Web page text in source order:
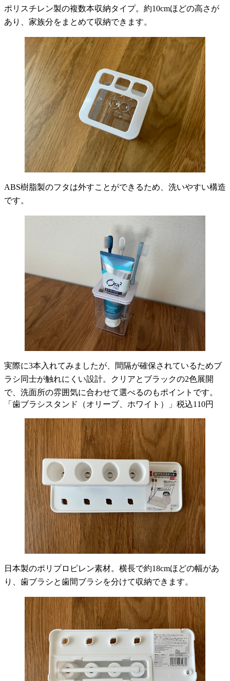
ポリスチレン製の複数本収納タイプ。約10cmほどの高さが
あり、家族分をまとめて収納できます。
ABS樹脂製のフタは外すことができるため、洗いやすい構造
です。
実際に3本入れてみましたが、間隔が確保されているためブ
ラシ同士が触れにくい設計。クリアとブラックの2色展開
で、洗面所の雰囲気に合わせて選べるのもポイントです。
「歯ブラシスタンド（オリーブ、ホワイト）」税込110円
日本製のポリプロピレン素材。横長で約18cmほどの幅があ
り、歯ブラシと歯間ブラシを分けて収納できます。